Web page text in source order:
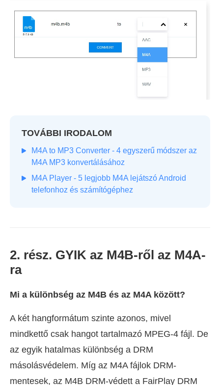
TOVÁBBI IRODALOM
M4A to MP3 Converter - 4 egyszerű módszer az
M4A MP3 konvertálásához
M4A Player - 5 legjobb M4A lejátszó Android
telefonhoz és számítógéphez
2. rész. GYIK az M4B-ről az M4A-
ra
Mi a különbség az M4B és az M4A között?
A két hangformátum szinte azonos, mivel
mindkettő csak hangot tartalmazó MPEG-4 fájl. De
az egyik hatalmas különbség a DRM
másolásvédelem. Míg az M4A fájlok DRM-
mentesek, az M4B DRM-védett a FairPlay DRM